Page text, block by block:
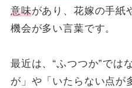
意味があり、花嫁の手紙
機会が多い言葉です。
最近は、“ふつつか”では
が」や「いたらない点が